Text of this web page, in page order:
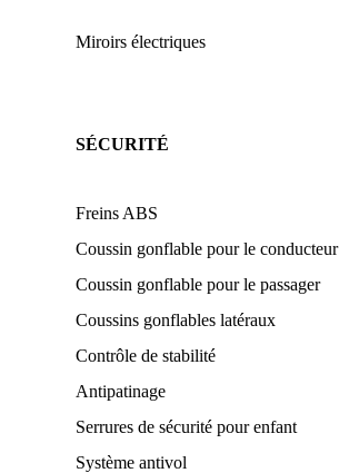
Miroirs électriques
SÉCURITÉ
Freins ABS
Coussin gonflable pour le conducteur
Coussin gonflable pour le passager
Coussins gonflables latéraux
Contrôle de stabilité
Antipatinage
Serrures de sécurité pour enfant
Système antivol